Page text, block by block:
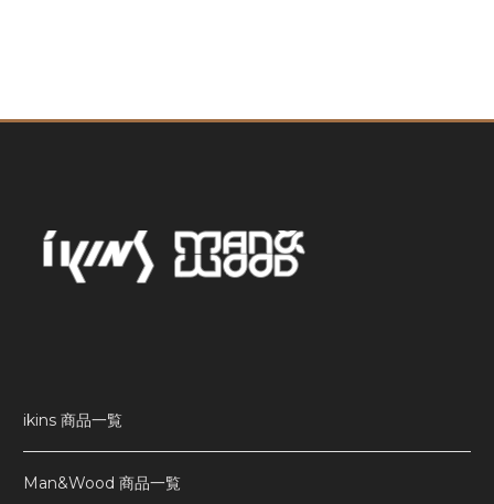
ikins 商品一覧
Man&Wood 商品一覧